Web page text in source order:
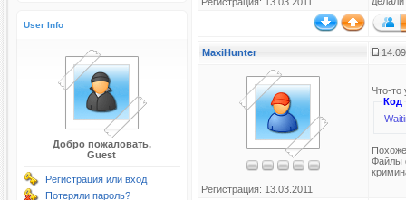
User Info
Добро пожаловать,
Guest
Регистрация или вход
Потеряли пароль?
MaxiHunter
Регистрация: 13.03.2011
Что-то
Код
Файлы